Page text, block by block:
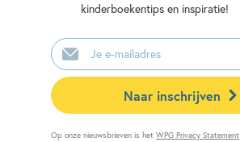
kinderboekentips en inspiratie!
E-
mailadres
Naar inschrijven
Op onze nieuwsbrieven is hetWPG Privacy Statement